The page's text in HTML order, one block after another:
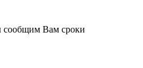
сообщим Вам сроки